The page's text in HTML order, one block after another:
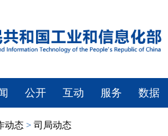
公开 互动 服务 数据
动态 > 司局动态